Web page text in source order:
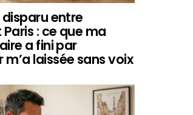
entre
: ce que ma
a fini par
laissée sans voix